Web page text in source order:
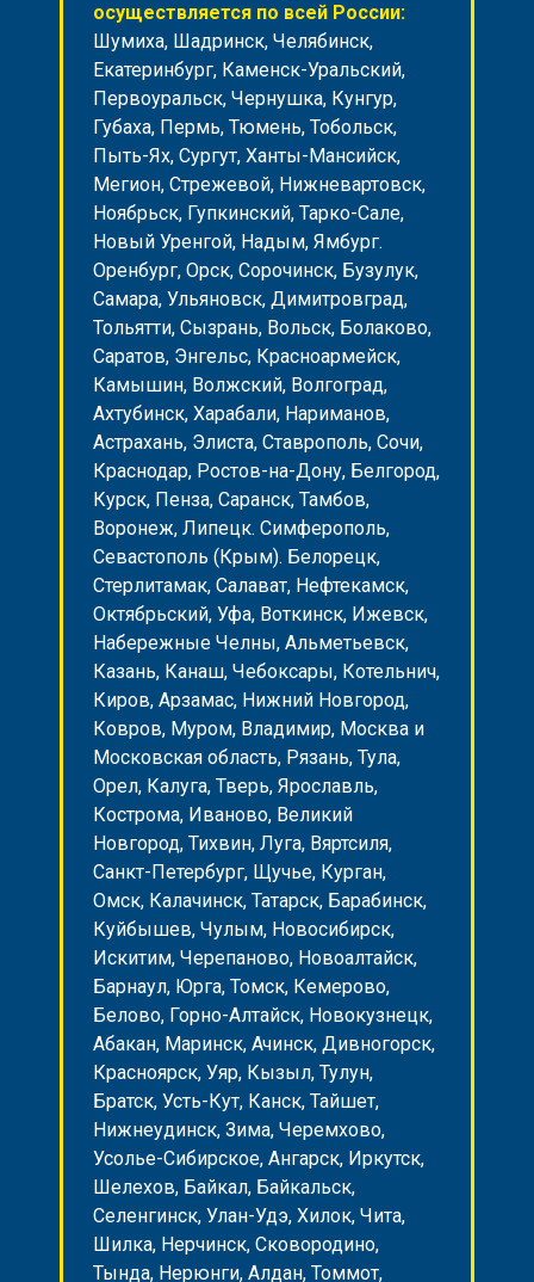
осуществляется по всей России:
Шумиха, Шадринск, Челябинск,
Екатеринбург, Каменск-Уральский,
Первоуральск, Чернушка, Кунгур,
Губаха, Пермь, Тюмень, Тобольск,
Пыть-Ях, Сургут, Ханты-Мансийск,
Мегион, Стрежевой, Нижневартовск,
Ноябрьск, Гупкинский, Тарко-Сале,
Новый Уренгой, Надым, Ямбург.
Оренбург, Орск, Сорочинск, Бузулук,
Самара, Ульяновск, Димитровград,
Тольятти, Сызрань, Вольск, Болаково,
Саратов, Энгельс, Красноармейск,
Камышин, Волжский, Волгоград,
Ахтубинск, Харабали, Нариманов,
Астрахань, Элиста, Ставрополь, Сочи,
Краснодар, Ростов-на-Дону, Белгород,
Курск, Пенза, Саранск, Тамбов,
Воронеж, Липецк. Симферополь,
Севастополь (Крым). Белорецк,
Стерлитамак, Салават, Нефтекамск,
Октябрьский, Уфа, Воткинск, Ижевск,
Набережные Челны, Альметьевск,
Казань, Канаш, Чебоксары, Котельнич,
Киров, Арзамас, Нижний Новгород,
Ковров, Муром, Владимир, Москва и
Московская область, Рязань, Тула,
Орел, Калуга, Тверь, Ярославль,
Кострома, Иваново, Великий
Новгород, Тихвин, Луга, Вяртсиля,
Санкт-Петербург, Щучье, Курган,
Омск, Калачинск, Татарск, Барабинск,
Куйбышев, Чулым, Новосибирск,
Искитим, Черепаново, Новоалтайск,
Барнаул, Юрга, Томск, Кемерово,
Белово, Горно-Алтайск, Новокузнецк,
Абакан, Маринск, Ачинск, Дивногорск,
Красноярск, Уяр, Кызыл, Тулун,
Братск, Усть-Кут, Канск, Тайшет,
Нижнеудинск, Зима, Черемхово,
Усолье-Сибирское, Ангарск, Иркутск,
Шелехов, Байкал, Байкальск,
Селенгинск, Улан-Удэ, Хилок, Чита,
Шилка, Нерчинск, Сковородино,
Тында, Нерюнги, Алдан, Томмот,